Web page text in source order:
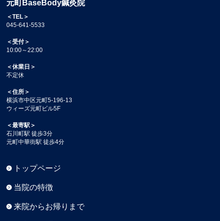
元町BaseBody鍼灸院
＜TEL＞
045-641-5533
＜受付＞
10:00～22:00
＜休業日＞
不定休
＜住所＞
横浜市中区元町5-196-13
ウィーズ元町ビル5F
＜最寄駅＞
石川町駅 徒歩3分
元町中華街駅 徒歩4分
トップページ
当院の特徴
来院からお帰りまで